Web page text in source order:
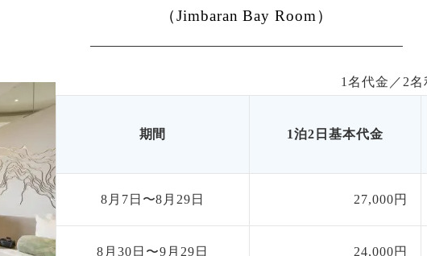
（Jimbaran Bay Room）
1名代金／ 2名
期間 1泊2日基本代金
8月7日〜8月29日 27,000円
8月30日〜9月29日 24,000円